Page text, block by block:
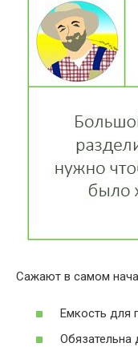
Сажают в самом
Емкость для
Обязательна